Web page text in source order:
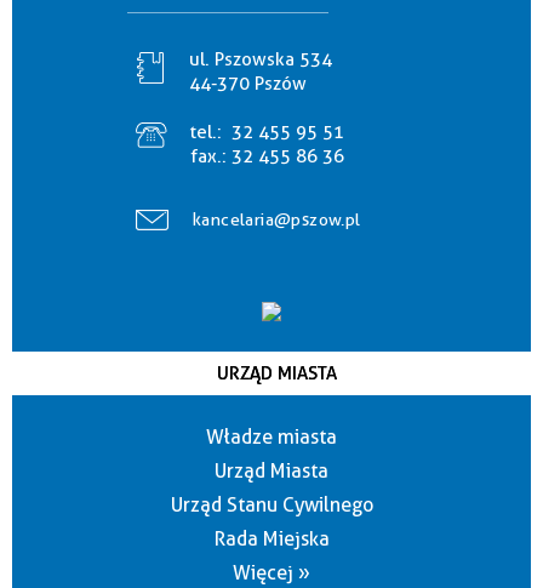
ul. Pszowska 534
44-370 Pszów
tel.: 32 455 95 51
fax.: 32 455 86 36
kancelaria@pszow.pl
URZĄD MIASTA
Władze miasta
Urząd Miasta
Urząd Stanu Cywilnego
Rada Miejska
Więcej »